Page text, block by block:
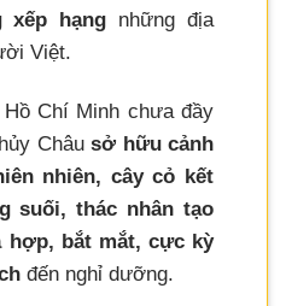
xếp hạng những địa
Việt.
Chí Minh chưa đầy
Châu sở hữu cảnh
nhiên, cây cỏ kết
suối, thác nhân tạo
hợp, bắt mắt, cực kỳ
đến nghỉ dưỡng.